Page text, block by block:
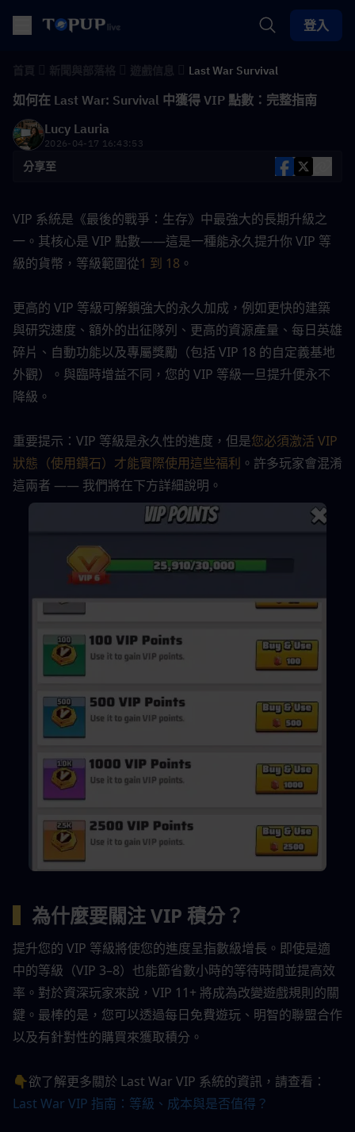
登入
Last War Survival
如何在 Last War: Survival 中獲得 VIP 點數：完整指南
Lucy Lauria
2026-04-17 16:43:53
分享至
VIP 系統是《最後的戰爭：生存》中最強大的長期升級之
一。其核心是 VIP 點數——這是一種能永久提升你 VIP 等
級的貨幣，等級範圍從1 到 18 。
更高的 VIP 等級可解鎖強大的永久加成，例如更快的建築
與研究速度、額外的出征隊列、更高的資源產量、每日英雄
碎片、自動功能以及專屬獎勵（包括 VIP 18 的自定義基地
外觀）。與臨時增益不同，您的 VIP 等級一旦提升便永不
降級。
重要提示：VIP 等級是永久性的進度，但是您必須激活 VIP
狀態（使用鑽石）才能實際使用這些福利 。許多玩家會混淆
這兩者 —— 我們將在下方詳細說明。
為什麼要關注 VIP 積分？
提升您的 VIP 等級將使您的進度呈指數級增長。即使是適
中的等級（VIP 3–8）也能節省數小時的等待時間並提高效
率。對於資深玩家來說，VIP 11+ 將成為改變遊戲規則的關
鍵。最棒的是，您可以透過每日免費遊玩、明智的聯盟合作
以及有針對性的購買來獲取積分。
👇欲了解更多關於 Last War VIP 系統的資訊，請查看：
Last War VIP 指南：等級、成本與是否值得？